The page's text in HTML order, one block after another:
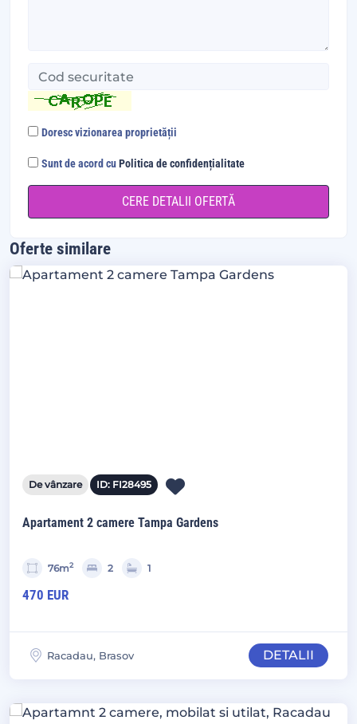
Doresc vizionarea proprietății
Sunt de acord cuPolitica de confidențialitate
Oferte similare
De vânzare ID: FI28495
Apartament 2 camere Tampa Gardens
76m2 2 1
470 EUR
Racadau, Brasov DETALII